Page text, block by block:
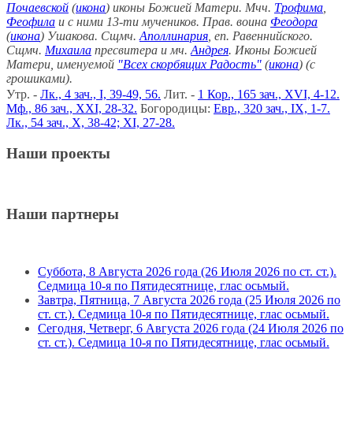
Почаевской (икона) иконы Божией Матери. Мчч. Трофима
Феофила и с ними 13-ти мучеников. Прав. воина Феодора
(икона) Ушакова. Сщмч. Аполлинария , еп. Равеннийского.
Сщмч. Михаила пресвитера и мч. Андрея. Иконы Божией
Матери, именуемой "Всех скорбящих Радость" (икона) (с
грошиками).
Утр. - Лк., 4 зач., I, 39-49, 56. Лит. - 1 Кор., 165 зач., XVI, 4-12.
Мф., 86 зач., XXI, 28-32. Богородицы: Евр., 320 зач., IX, 1-7.
Лк., 54 зач., X, 38-42; XI, 27-28.
Наши проекты
Наши партнеры
Суббота, 8 Августа 2026 года (26 Июля 2026 по ст. ст.).
Седмица 10-я по Пятидесятнице, глас осьмый.
Завтра, Пятница, 7 Августа 2026 года (25 Июля 2026 по
ст. ст.). Седмица 10-я по Пятидесятнице, глас осьмый.
Сегодня, Четверг, 6 Августа 2026 года (24 Июля 2026 по
ст. ст.). Седмица 10-я по Пятидесятнице, глас осьмый.